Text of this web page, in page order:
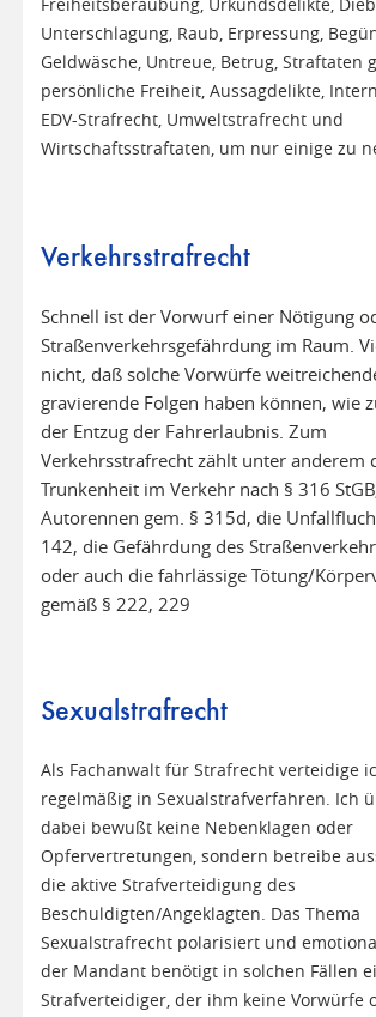
Freiheitsberaubung, Urkundsdelikte,
Unterschlagung, Raub, Erpressung,
Geldwäsche, Untreue, Betrug, Straftaten
persönliche Freiheit, Aussagdelikte,
EDV-Strafrecht, Umweltstrafrecht und
Wirtschaftsstraftaten, um nur einige zu
Verkehrsstrafrecht
Schnell ist der Vorwurf einer Nötigung
Straßenverkehrsgefährdung im Raum.
nicht, daß solche Vorwürfe
gravierende Folgen haben können, wie
der Entzug der Fahrerlaubnis. Zum
Verkehrsstrafrecht zählt unter anderem
Trunkenheit im Verkehr nach § 316
Autorennen gem. § 315d, die
142, die Gefährdung des
oder auch die fahrlässige Tötung/
gemäß § 222, 229
Sexualstrafrecht
Als Fachanwalt für Strafrecht verteidige
regelmäßig in Sexualstrafverfahren. Ich
dabei bewußt keine Nebenklagen oder
Opfervertretungen, sondern betreibe
die aktive Strafverteidigung des
Beschuldigten/Angeklagten. Das Thema
Sexualstrafrecht polarisiert und
der Mandant benötigt in solchen Fällen
Strafverteidiger, der ihm keine Vorwürfe